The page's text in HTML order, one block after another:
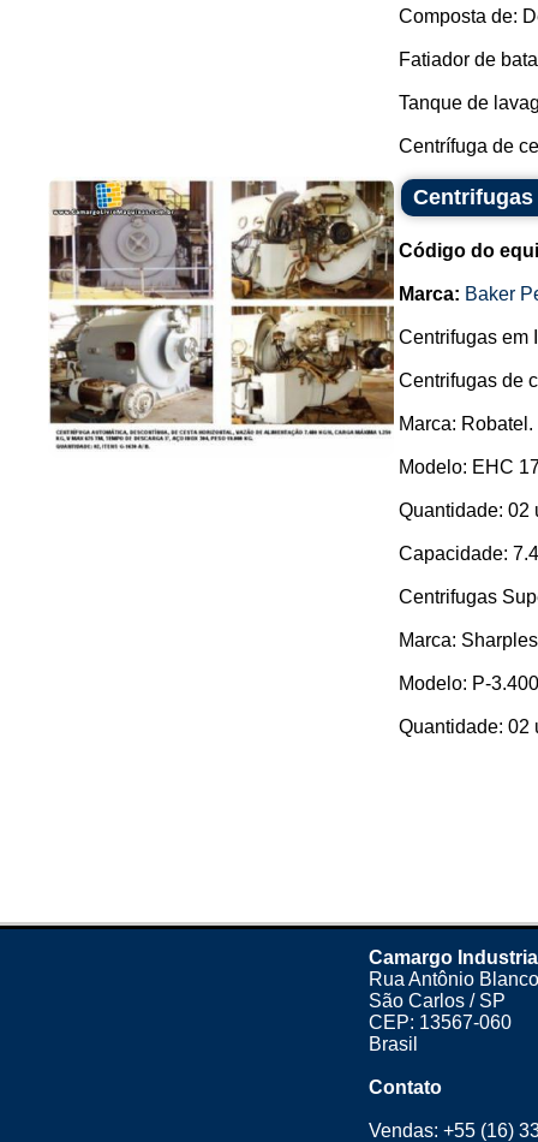
Composta de:
Fatiador de
Tanque de
Centrífuga de
Código do
Marca: Baker
Centrifugas em
Centrifugas de
Marca: Robatel.
Modelo: EHC
Quantidade: 02
Capacidade:
Centrifugas
Marca:
Modelo: P-
Quantidade: 02
Camargo
Rua Antônio
São Carlos / SP
CEP: 13567-060
Brasil
Contato
Vendas:+55 (16)